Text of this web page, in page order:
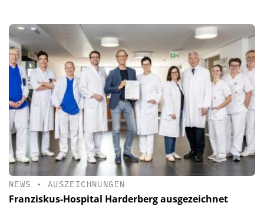
NEWS • AUSZEICHNUNGEN
Franziskus-Hospital Harderberg ausgezeichnet